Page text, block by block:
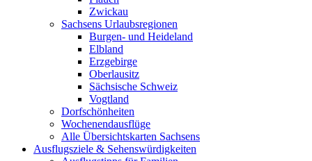
Zwickau
Sachsens Urlaubsregionen
Burgen- und Heideland
Elbland
Erzgebirge
Oberlausitz
Sächsische Schweiz
Vogtland
Dorfschönheiten
Wochenendausflüge
Alle Übersichtskarten Sachsens
Ausflugsziele & Sehenswürdigkeiten